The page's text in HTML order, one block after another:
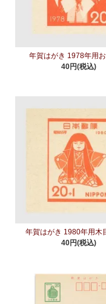
年賀はがき 1978年用
40円(税込)
年賀はがき 1980年用木
40円(税込)